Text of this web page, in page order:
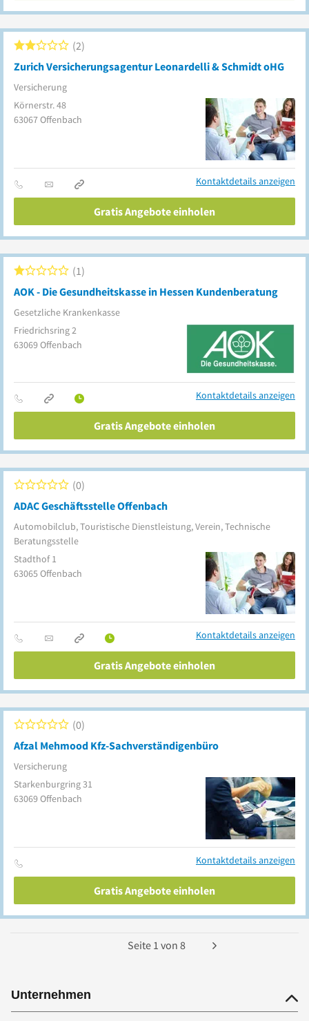
Zurich Versicherungsagentur Leonardelli & Schmidt oHG
Versicherung
2
Körnerstr. 48
63067Offenbach
Kontaktdetails anzeigen
Gratis Angebote einholen
AOK - Die Gesundheitskasse in Hessen Kundenberatung
Gesetzliche Krankenkasse
1
Friedrichsring 2
63069Offenbach
Kontaktdetails anzeigen
Gratis Angebote einholen
ADAC Geschäftsstelle Offenbach
Automobilclub, Touristische Dienstleistung, Verein, Technische
Beratungsstelle
0
Stadthof 1
63065Offenbach
Kontaktdetails anzeigen
Gratis Angebote einholen
Afzal Mehmood Kfz-Sachverständigenbüro
Versicherung
0
Starkenburgring 31
63069Offenbach
Kontaktdetails anzeigen
Gratis Angebote einholen
Seite 1 von 8
Unternehmen